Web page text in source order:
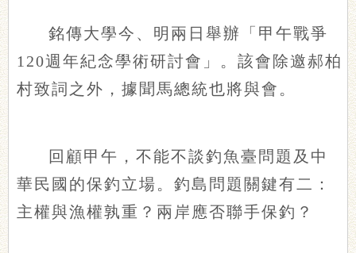
銘傳大學今、明兩日舉辦「甲午戰爭
120週年紀念學術研討會」。該會除邀郝柏
村致詞之外，據聞馬總統也將與會。
回顧甲午，不能不談釣魚臺問題及中
華民國的保釣立場。釣島問題關鍵有二：
主權與漁權孰重？兩岸應否聯手保釣？